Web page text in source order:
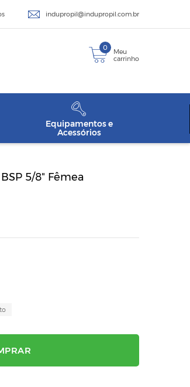
indupropil@indupropil.com.br
0
Meu
carrinho
Equipamentos e
Acessórios
5/8" Fêmea